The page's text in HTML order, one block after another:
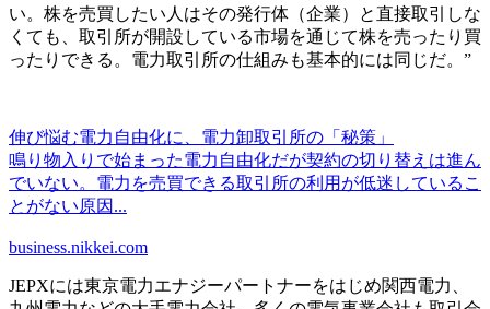
い。株を売買したい人はその発行体（企業）と直接取引しな
くても、取引所が開設している市場を通じて株を売ったり買
ったりできる。電力取引所の仕組みも基本的には同じだ。”
伸び悩む電力自由化に、電力卸取引所の「秘策」
鳴り物入りで始まった電力自由化だが契約の切り替えは進ん
でいない。電力を売買できる取引所の利用が低迷しているこ
とがない原因...
business.nikkei.com
JEPXには東京電力エナジーパートナーをはじめ関西電力、